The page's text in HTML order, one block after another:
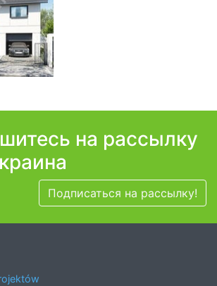
на рассылку
Подписаться на рассылку!